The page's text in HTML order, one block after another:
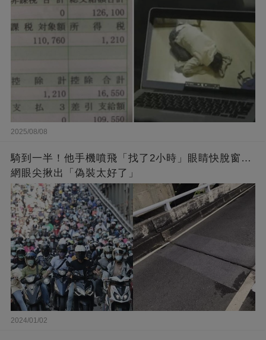
2025/08/08
騎到一半！他手機噴飛「找了2小時」眼睛快脫窗…
網眼尖揪出「偽裝太好了」
2024/01/02